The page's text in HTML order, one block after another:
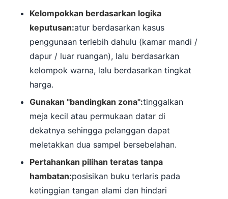
Kelompokkan berdasarkan logika
keputusan:atur berdasarkan kasus
penggunaan terlebih dahulu (kamar mandi /
dapur / luar ruangan), lalu berdasarkan
kelompok warna, lalu berdasarkan tingkat
harga.
Gunakan "bandingkan zona":tinggalkan
meja kecil atau permukaan datar di
dekatnya sehingga pelanggan dapat
meletakkan dua sampel bersebelahan.
Pertahankan pilihan teratas tanpa
hambatan:posisikan buku terlaris pada
ketinggian tangan alami dan hindari